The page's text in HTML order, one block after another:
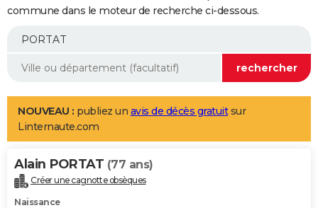
Essais
Réserver un essai
Citadines
Berlines
SUV
Forum auto
+
Mobiles
Meilleur smartphone
Internet
Ordinateurs
Jeux vidéo
Guide high-tech
Aménagement intérieur
LIFESTYLE
Art de vivre
Bien-être
Loisirs
Mode
Modes de vie
Alimentation
Guide de la santé
Maladies
Médicaments
Sommeil
VOYAGE
Destinations
City break
Voyage nature
Voyage de noces
Forum
Climat
+PHOTO
commune dans le moteur de recherche ci-dessous.
NOUVEAU : publiez un avis de décès gratuitsur
Linternaute.com
Alain PORTAT (77 ans)
Créer une cagnotte obsèques
Naissance